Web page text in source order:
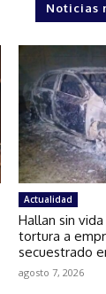
Noticias
Actualidad
Hallan sin
tortura a
secuestrado
agosto 7, 2026